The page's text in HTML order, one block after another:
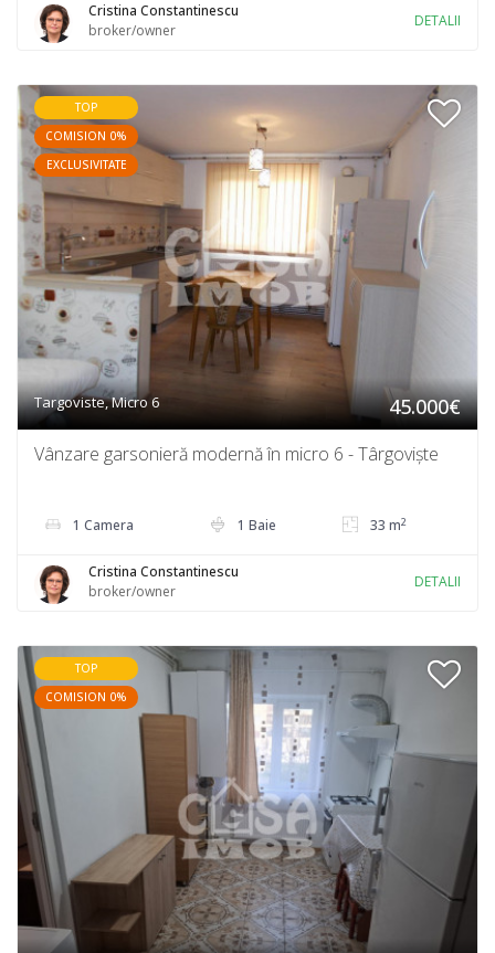
Cristina Constantinescu
broker/owner
DETALII
TOP
COMISION 0%
EXCLUSIVITATE
Targoviste, Micro 6 45.000€
Vânzare garsonieră modernă în micro 6 - Târgoviște
1 Camera 1 Baie 33 m2
Cristina Constantinescu
broker/owner
DETALII
TOP
COMISION 0%